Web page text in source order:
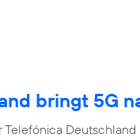
bringt 5G
Telefónica